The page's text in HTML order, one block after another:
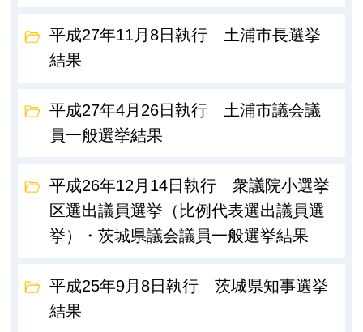
平成27年11月8日執行 土浦市長選挙
結果
平成27年4月26日執行 土浦市議会議
員一般選挙結果
平成26年12月14日執行 衆議院小選挙
区選出議員選挙（比例代表選出議員選
挙）・茨城県議会議員一般選挙結果
平成25年9月8日執行 茨城県知事選挙
結果